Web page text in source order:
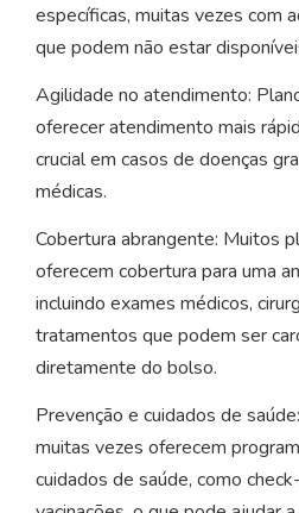
específicas, muitas vezes com
que podem não estar
Agilidade no atendimento:
oferecer atendimento mais
crucial em casos de doenças
médicas.
Cobertura abrangente: Muitos
oferecem cobertura para uma
incluindo exames médicos,
tratamentos que podem ser
diretamente do bolso.
Prevenção e cuidados de
muitas vezes oferecem
cuidados de saúde, como